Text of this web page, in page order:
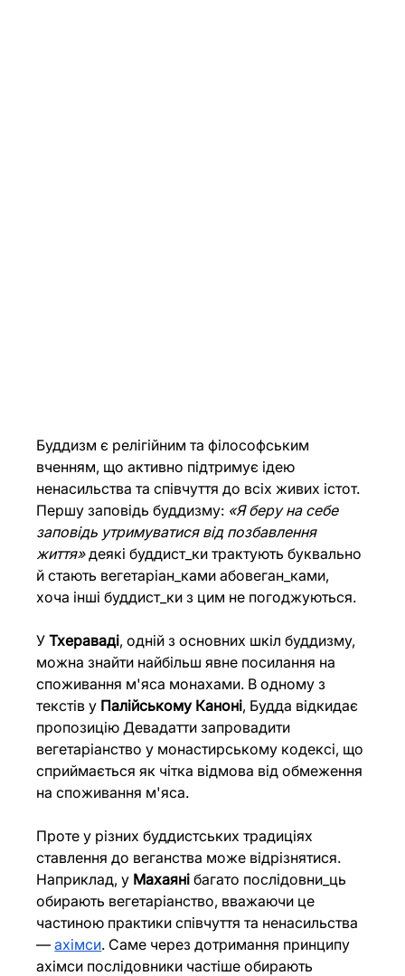
Буддизм є релігійним та філософським
вченням, що активно підтримує ідею
ненасильства та співчуття до всіх живих істот.
Першу заповідь буддизму: «Я беру на себе
заповідь утримуватися від позбавлення
життя» деякі буддист_ки трактують буквально
й стають вегетаріан_ками абовеган_ками,
хоча інші буддист_ки з цим не погоджуються.
У Тхераваді, одній з основних шкіл буддизму,
можна знайти найбільш явне посилання на
споживання м'яса монахами. В одному з
текстів у Палійському Каноні, Будда відкидає
пропозицію Девадатти запровадити
вегетаріанство у монастирському кодексі, що
сприймається як чітка відмова від обмеження
на споживання м'яса.
Проте у різних буддистських традиціях
ставлення до веганства може відрізнятися.
Наприклад, у Махаяні багато послідовни_ць
обирають вегетаріанство, вважаючи це
частиною практики співчуття та ненасильства
— ахімси. Саме через дотримання принципу
ахімси послідовники частіше обирають